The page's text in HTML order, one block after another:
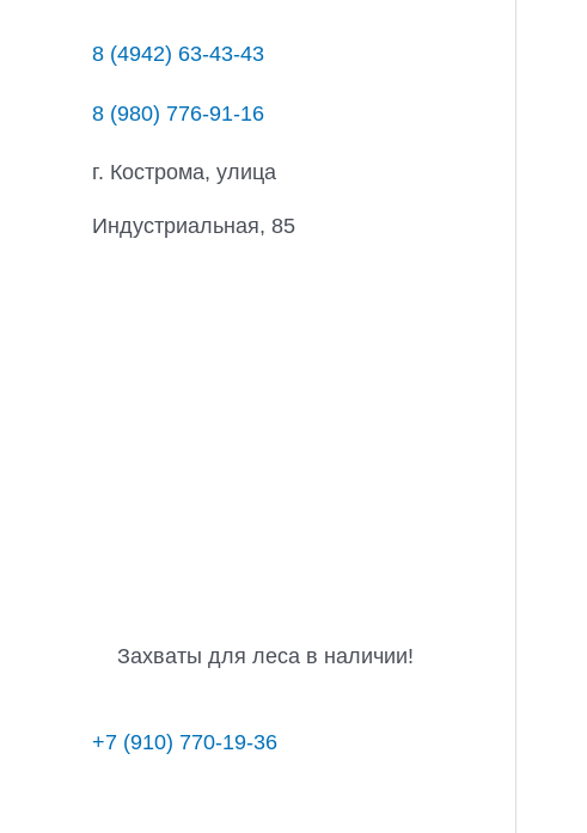
8 (4942) 63-43-43
8 (980) 776-91-16
г. Кострома, улица
Индустриальная, 85
Захваты для леса в наличии!
+7 (910) 770-19-36